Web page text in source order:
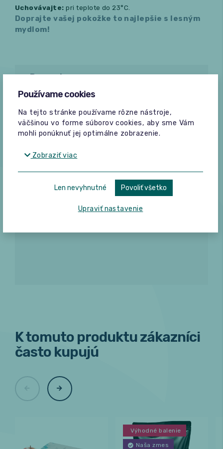
Uchovávajte:pri teplote do 23°C.
Doprajte vašej pokožke to najlepšie s lesným
mydlom!
Recenzie
Bez hodnotení
Pridať hodnotenie
Žiadne hodnotenia
Buďte prvý, kto napíše hodnotenie.
K tomuto produktu zákazníci
často kupujú
Výhodné balenie
Naša zmes
Používame cookies
Na tejto stránke používame rôzne nástroje,
väčšinou vo forme súborov cookies, aby sme Vám
mohli ponúknuť jej optimálne zobrazenie.
Zobraziť viac
Len nevyhnutné Povoliť všetko
Upraviť nastavenie